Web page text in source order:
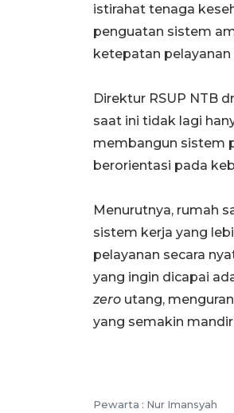
istirahat tenaga
penguatan sistem
ketepatan
Direktur RSUP NTB
saat ini tidak lagi
membangun sistem
berorientasi pada
Menurutnya, rumah
sistem kerja yang
pelayanan secara
yang ingin dicapai
zero utang,
yang semakin
Pewarta : Nur Imansyah